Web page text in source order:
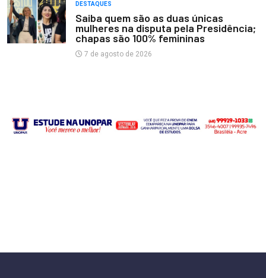
DESTAQUES
Saiba quem são as duas únicas
mulheres na disputa pela Presidência;
chapas são 100% femininas
7 de agosto de 2026